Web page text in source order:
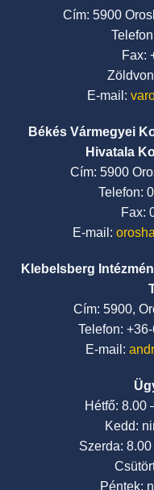
Cím: 5900
Fax:
E-mail:
Békés Vármegyei
Hivatala
Cím: 5900
Telefon:
Fax:
E-mail:
Klebelsberg
Cím: 5900,
Telefon:
E-mail:
Hétfő: 8.00
Kedd:
Szerda:
Péntek: